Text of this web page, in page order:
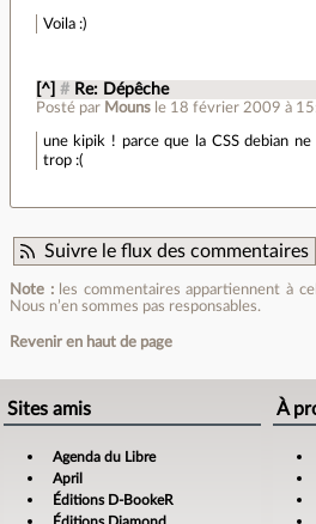
Voila :)
[^] # Re: Dépêche
Posté par Mouns le 18 février 2009 à
une kipik ! parce que la CSS debian ne
trop :(
Suivre le flux des commentaires
Note :les commentaires appartiennent à
Nous n’en sommes pas responsables.
Revenir en haut de page
Sites amis
Agenda du Libre
April
Éditions D-BookeR
À